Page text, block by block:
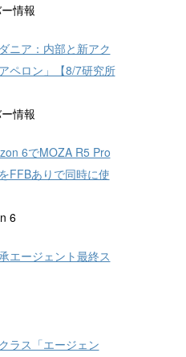
情報
ニア：内部と新アク
ペロン」【8/7研究所
情報
6でMOZA R5 Pro
FFBありで同時に使
6
エージェント最終ス
ラス「エージェン